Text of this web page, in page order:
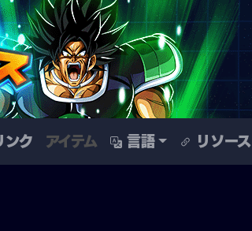
ンク アイテム 言語 リソース